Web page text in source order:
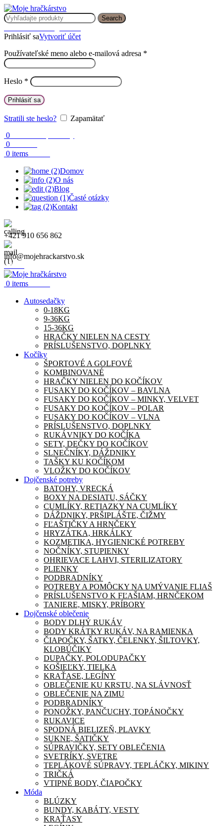
Search
Prihlásiť saVytvoriť účet
Používateľské meno alebo e-mailová adresa *
Heslo *
Prihlásiť sa
Stratili ste heslo?
Zapamätať
0
0
0 items
Domov
O nás
Blog
Časté otázky
Kontakt
+421 910 656 862
info@mojehrackarstvo.sk
Menu
0 items
Autosedačky
0-18KG
9-36KG
15-36KG
HRAČKY NIELEN NA CESTY
PRÍSLUŠENSTVO, DOPLNKY
Kočíky
ŠPORTOVÉ A GOLFOVÉ
KOMBINOVANÉ
HRAČKY NIELEN DO KOČÍKOV
FUSAKY DO KOČÍKOV – BAVLNA
FUSAKY DO KOČÍKOV – MINKY, VELVET
FUSAKY DO KOČÍKOV – POLAR
FUSAKY DO KOČÍKOV – VLNA
PRÍSLUŠENSTVO, DOPLNKY
RUKÁVNIKY DO KOČÍKA
SETY, DEČKY DO KOČÍKOV
SLNEČNÍKY, DÁŽDNIKY
TAŠKY KU KOČÍKOM
VLOŽKY DO KOČÍKOV
Dojčenské potreby
BATOHY, VRECKÁ
BOXY NA DESIATU, SÁČKY
CUMLÍKY, RETIAZKY NA CUMLÍKY
DÁŽDNIKY, PRŠIPLÁŠTE, ČIŽMY
FĽAŠTIČKY A HRNČEKY
HRYZÁTKA, HRKÁLKY
KOZMETIKA, HYGIENICKÉ POTREBY
NOČNÍKY, STUPIENKY
OHRIEVACE LAHVI, STERILIZATORY
PLIENKY
PODBRADNÍKY
POTREBY A POMÔCKY NA UMÝVANIE FLIAŠ
PRÍSLUŠENSTVO K FĽAŠIAM, HRNČEKOM
TANIERE, MISKY, PRÍBORY
Dojčenské oblečenie
BODY DLHÝ RUKÁV
BODY KRÁTKY RUKÁV, NA RAMIENKA
ČIAPOČKY, ŠATKY, ČELENKY, ŠILTOVKY,
KLOBÚČIKY
DUPAČKY, POLODUPAČKY
KOŠIEĽKY, TIELKA
KRAŤASE, LEGÍNY
OBLEČENIE KU KRSTU, NA SLÁVNOSŤ
OBLEČENIE NA ZIMU
PODBRADNÍKY
PONOŽKY, PANČUCHY, TOPÁNOČKY
RUKAVICE
SPODNÁ BIELIZEŇ, PLAVKY
SUKNE, ŠATIČKY
SÚPRAVIČKY, SETY OBLEČENIA
SVETRÍKY, SVETRE
TEPLÁKOVÉ SÚPRAVY, TEPLÁČKY, MIKINY
TRIČKÁ
VTIPNÉ BODY, ČIAPOČKY
Móda
BLÚZKY
BUNDY, KABÁTY, VESTY
KRAŤASY